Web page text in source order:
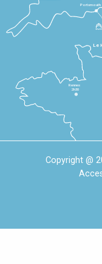
Le
Rennes
2h30
Portsmouth
Copyright @